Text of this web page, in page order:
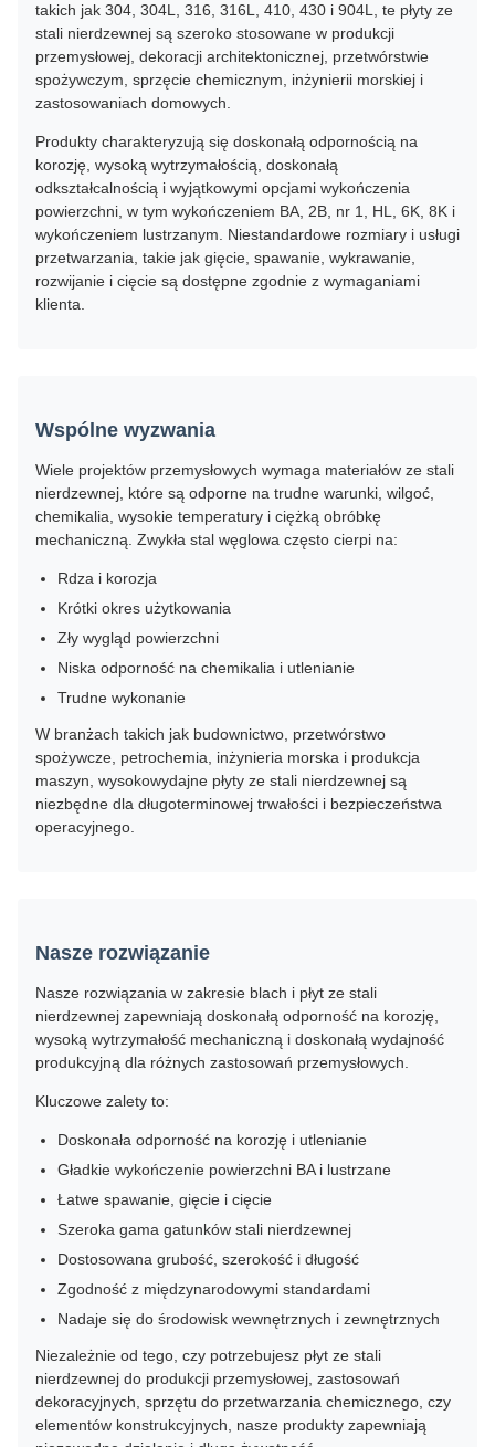
takich jak 304, 304L, 316, 316L, 410, 430 i 904L, te płyty ze
stali nierdzewnej są szeroko stosowane w produkcji
przemysłowej, dekoracji architektonicznej, przetwórstwie
spożywczym, sprzęcie chemicznym, inżynierii morskiej i
zastosowaniach domowych.
Produkty charakteryzują się doskonałą odpornością na
korozję, wysoką wytrzymałością, doskonałą
odkształcalnością i wyjątkowymi opcjami wykończenia
powierzchni, w tym wykończeniem BA, 2B, nr 1, HL, 6K, 8K i
wykończeniem lustrzanym. Niestandardowe rozmiary i usługi
przetwarzania, takie jak gięcie, spawanie, wykrawanie,
rozwijanie i cięcie są dostępne zgodnie z wymaganiami
klienta.
Wspólne wyzwania
Wiele projektów przemysłowych wymaga materiałów ze stali
nierdzewnej, które są odporne na trudne warunki, wilgoć,
chemikalia, wysokie temperatury i ciężką obróbkę
mechaniczną. Zwykła stal węglowa często cierpi na:
Rdza i korozja
Krótki okres użytkowania
Zły wygląd powierzchni
Niska odporność na chemikalia i utlenianie
Trudne wykonanie
W branżach takich jak budownictwo, przetwórstwo
spożywcze, petrochemia, inżynieria morska i produkcja
maszyn, wysokowydajne płyty ze stali nierdzewnej są
niezbędne dla długoterminowej trwałości i bezpieczeństwa
operacyjnego.
Nasze rozwiązanie
Nasze rozwiązania w zakresie blach i płyt ze stali
nierdzewnej zapewniają doskonałą odporność na korozję,
wysoką wytrzymałość mechaniczną i doskonałą wydajność
produkcyjną dla różnych zastosowań przemysłowych.
Kluczowe zalety to:
Doskonała odporność na korozję i utlenianie
Gładkie wykończenie powierzchni BA i lustrzane
Łatwe spawanie, gięcie i cięcie
Szeroka gama gatunków stali nierdzewnej
Dostosowana grubość, szerokość i długość
Zgodność z międzynarodowymi standardami
Nadaje się do środowisk wewnętrznych i zewnętrznych
Niezależnie od tego, czy potrzebujesz płyt ze stali
nierdzewnej do produkcji przemysłowej, zastosowań
dekoracyjnych, sprzętu do przetwarzania chemicznego, czy
elementów konstrukcyjnych, nasze produkty zapewniają